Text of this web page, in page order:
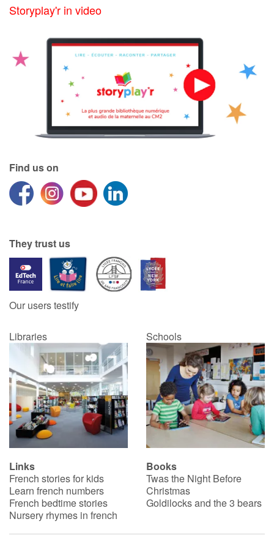
Storyplay'r in video
Find us on
They trust us
Our users testify
Libraries Schools
Links
French stories for kids
Learn french numbers
French bedtime stories
Nursery rhymes in french
Books
Twas the Night Before
Christmas
Goldilocks and the 3 bears